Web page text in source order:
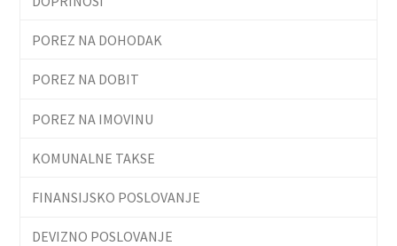
POREZ NA DOHODAK
POREZ NA DOBIT
POREZ NA IMOVINU
KOMUNALNE TAKSE
FINANSIJSKO POSLOVANJE
DEVIZNO POSLOVANJE